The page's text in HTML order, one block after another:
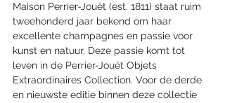
Maison Perrier-Jouët (est. 1811) staat ruim
tweehonderd jaar bekend om haar
excellente champagnes en passie voor
kunst en natuur. Deze passie komt tot
leven in de Perrier-Jouët Objets
Extraordinaires Collection. Voor de derde
en nieuwste editie binnen deze collectie